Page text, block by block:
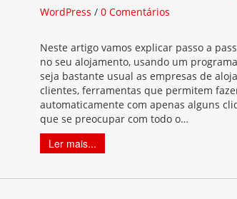
WordPress / 0 Comentários
Neste artigo vamos explicar passo a
no seu alojamento, usando um
seja bastante usual as empresas de
clientes, ferramentas que permitem
automaticamente com apenas alguns
que se preocupar com todo o…
Ler mais...